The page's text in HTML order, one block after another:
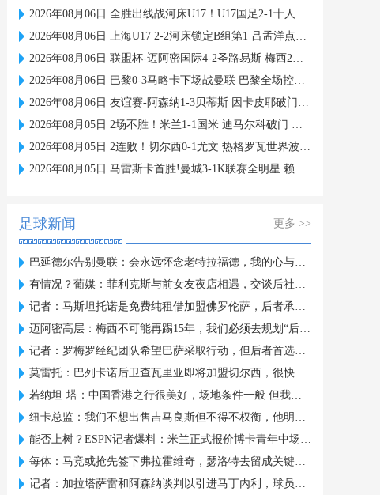
2026年08月06日 全胜出线战河床U17！U17国足2-1十人药厂U17 赵松源登场1分钟传射
2026年08月06日 上海U17 2-2河床锁定B组第1 吕孟洋点射阿布力米破门 将战A组第2
2026年08月06日 联盟杯-迈阿密国际4-2圣路易斯 梅西2射1传 阿伦助攻戴帽
2026年08月06日 巴黎0-3马略卡下场战曼联 巴黎全场控球近6成+8射3正未果
2026年08月06日 友谊赛-阿森纳1-3贝蒂斯 因卡皮耶破门难救主 福纳尔斯1射2传
2026年08月05日 2场不胜！米兰1-1国米 迪马尔科破门 恩昆库造点+点射拉莫斯登场
2026年08月05日 2连败！切尔西0-1尤文 热格罗瓦世界波制胜穆德里克时隔614天复出
2026年08月05日 马雷斯卡首胜!曼城3-1K联赛全明星 赖因德斯努里破门塞梅尼奥助攻
足球新闻 更多 >>
巴延德尔告别曼联：会永远怀念老特拉福德，我的心与你们同在
有情况？葡媒：菲利克斯与前女友夜店相遇，交谈后社媒再次互关
记者：马斯坦托诺是免费纯租借加盟佛罗伦萨，后者承担全额薪水
迈阿密高层：梅西不可能再踢15年，我们必须去规划“后梅西时代”
记者：罗梅罗经纪团队希望巴萨采取行动，但后者首选引进罗德里
莫雷托：巴列卡诺后卫查瓦里亚即将加盟切尔西，很快就会官方宣布
若纳坦·塔：中国香港之行很美好，场地条件一般 但我们踢得不错
纽卡总监：我们不想出售吉马良斯但不得不权衡，他明确说出了意愿
能否上树？ESPN记者爆料：米兰正式报价博卡青年中场帕雷德斯
每体：马竞或抢先签下弗拉霍维奇，瑟洛特去留成关键变量
记者：加拉塔萨雷和阿森纳谈判以引进马丁内利，球员合同明夏到期